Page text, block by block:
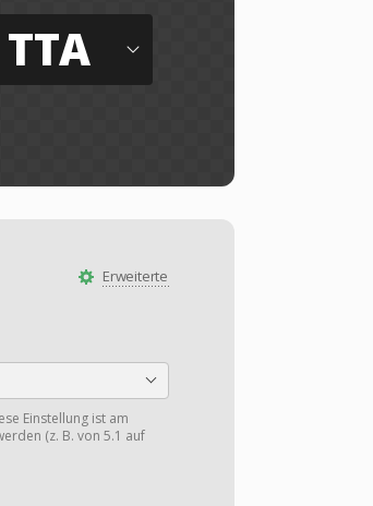
TTA
Erweiterte
Einstellung ist am
(z. B. von 5.1 auf